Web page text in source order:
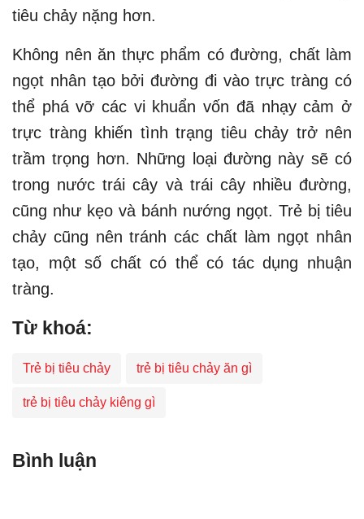
tiêu chảy nặng hơn.
Không nên ăn thực phẩm có đường, chất làm
ngọt nhân tạo bởi đường đi vào trực tràng có
thể phá vỡ các vi khuẩn vốn đã nhạy cảm ở
trực tràng khiến tình trạng tiêu chảy trở nên
trầm trọng hơn. Những loại đường này sẽ có
trong nước trái cây và trái cây nhiều đường,
cũng như kẹo và bánh nướng ngọt. Trẻ bị tiêu
chảy cũng nên tránh các chất làm ngọt nhân
tạo, một số chất có thể có tác dụng nhuận
tràng.
Từ khoá:
Trẻ bị tiêu chảy trẻ bị tiêu chảy ăn gì
trẻ bị tiêu chảy kiêng gì
Bình luận